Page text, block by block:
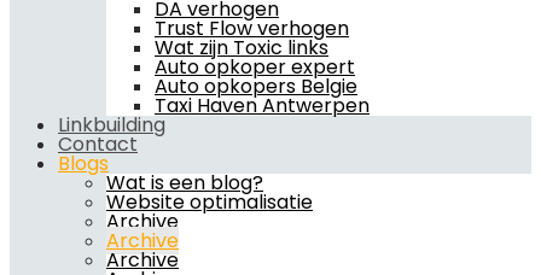
DA verhogen
Trust Flow verhogen
Wat zijn Toxic links
Auto opkoper expert
Auto opkopers Belgie
Taxi Haven Antwerpen
Linkbuilding
Contact
Blogs
Wat is een blog?
Website optimalisatie
Archive
Archive
Archive